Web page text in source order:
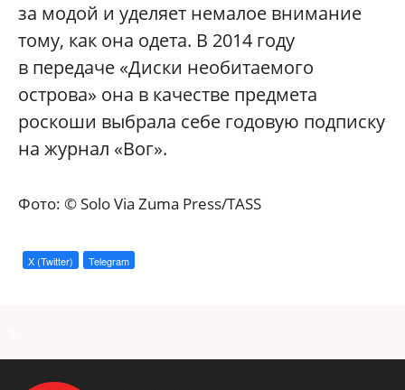
за модой и уделяет немалое внимание
тому, как она одета. В 2014 году
в передаче «Диски необитаемого
острова» она в качестве предмета
роскоши выбрала себе годовую подписку
на журнал «Вог».
Фото: © Solo Via Zuma Press/TASS
X (Twitter) Telegram